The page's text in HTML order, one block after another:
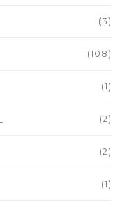
(3)
(108)
(1)
(2)
(2)
(1)